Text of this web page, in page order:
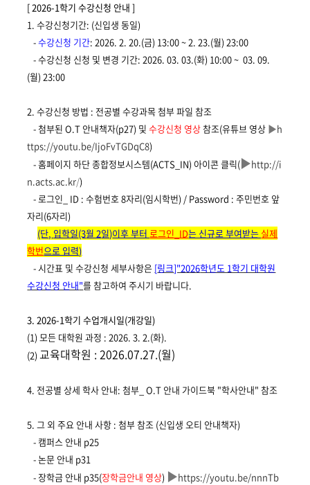
[ 2026-1학기 수강신청 안내]
1.수강신청기간: (신입생 동일)
-수강신청 기간: 2026. 2. 20.(금) 13:00~ 2. 23.(월) 23:00
-수강신청 신청 및 변경 기간: 2026. 03. 03.(화) 10:00~ 03. 09.
(월) 23:00
2.수강신청 방법 : 전공별 수강과목 첨부 파일 참조
- 첨부된 O.T 안내책자(p27) 및수강신청 영상 참조(유튜브 영상 ▶h
ttps://youtu.be/IjoFvTGDqC8)
- 홈페이지 하단종합정보시스템(ACTS_IN) 아이콘 클릭(▶http://i
n.acts.ac.kr/)
-로그인 _ ID :수험번호8자리(임시학번) / Password :주민번호 앞
자리(6자리)
(단, 입학일(3월 2일)이후 부터로그인_ID는 신규로 부여받는 실제
학번으로 입력)
-시간표 및 수강신청 세부사항은 [링크]"2026학년도 1학기 대학원
수강신청 안내"를 참고하여 주시기 바랍니다.
3. 2026-1학기수업개시일(개강일)
(1) 모든 대학원 과정 : 2026. 3. 2.(화).
(2) 교육대학원 : 2026.07.27.(월)
4. 전공별 상세 학사 안내: 첨부 _ O.T 안내 가이드북 "학사안내" 참조
5.그 외 주요 안내 사항 : 첨부 참조 (신입생 오티 안내책자)
- 캠퍼스 안내 p25
-논문 안내 p31
- 장학금 안내 p35(장학금안내 영상) ▶https://youtu.be/nnnTb